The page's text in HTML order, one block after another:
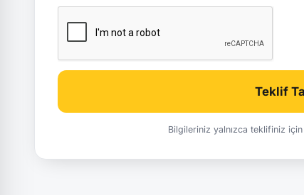
Teklif
Bilgileriniz yalnızca teklifiniz